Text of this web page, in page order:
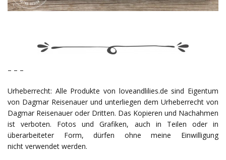
– – –
Urheberrecht: Alle Produkte von loveandlilies.de sind Eigentum
von Dagmar Reisenauer und unterliegen dem Urheberrecht von
Dagmar Reisenauer oder Dritten. Das Kopieren und Nachahmen
ist verboten. Fotos und Grafiken, auch in Teilen oder in
überarbeiteter Form, dürfen ohne meine Einwilligung
nicht verwendet werden.